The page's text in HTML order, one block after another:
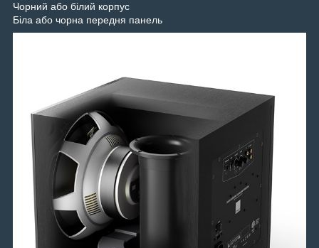
Чорний або білий корпус
Біла або чорна передня панель